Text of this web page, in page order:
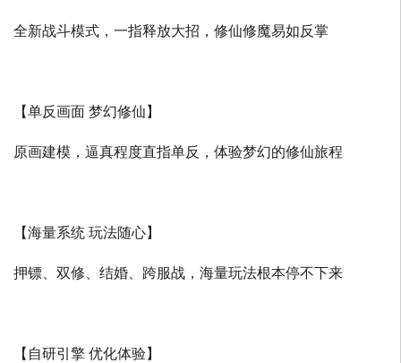
全新战斗模式，一指释放大招，修仙修魔易如反掌
【单反画面 梦幻修仙】
原画建模，逼真程度直指单反，体验梦幻的修仙旅程
【海量系统 玩法随心】
押镖、双修、结婚、跨服战，海量玩法根本停不下来
【自研引擎 优化体验】